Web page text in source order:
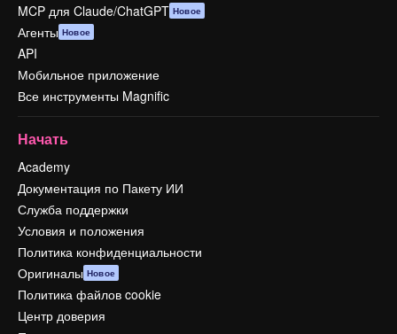
MCP для Claude/ChatGPT Новое
Агенты Новое
API
Мобильное приложение
Все инструменты Magnific
Начать
Academy
Документация по Пакету ИИ
Служба поддержки
Условия и положения
Политика конфиденциальности
Оригиналы Новое
Политика файлов cookie
Центр доверия